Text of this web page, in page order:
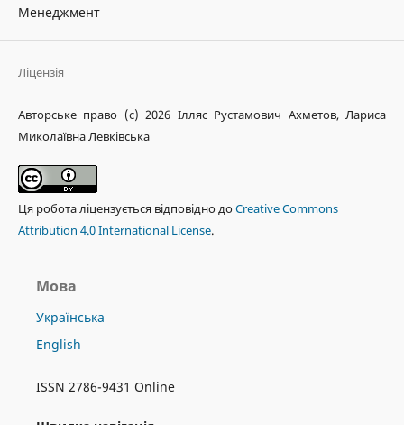
Менеджмент
Ліцензія
Авторське право (c) 2026 Ілляс Рустамович Ахметов, Лариса
Миколаївна Левківська
Ця робота ліцензується відповідно доCreative Commons
Attribution 4.0 International License.
Мова
Українська
English
ISSN 2786-9431 Online